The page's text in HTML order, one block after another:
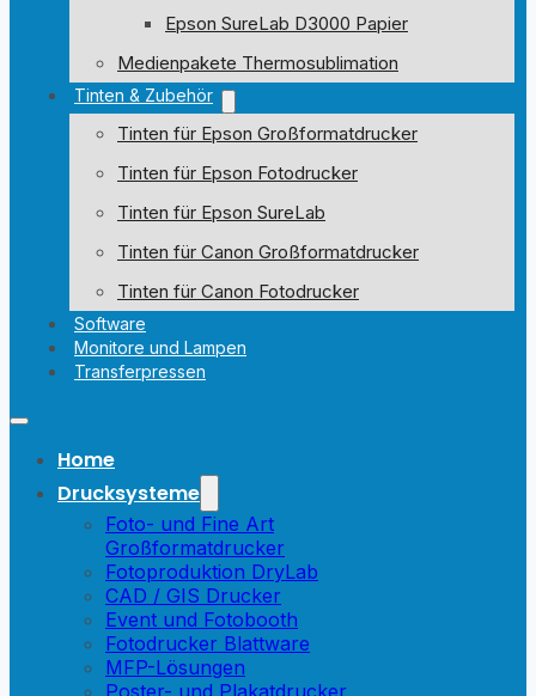
Epson SureLab D3000 Papier
Medienpakete Thermosublimation
Tinten & Zubehör
Tinten für Epson Großformatdrucker
Tinten für Epson Fotodrucker
Tinten für Epson SureLab
Tinten für Canon Großformatdrucker
Tinten für Canon Fotodrucker
Software
Monitore und Lampen
Transferpressen
Home
Drucksysteme
Foto- und Fine Art
Großformatdrucker
Fotoproduktion DryLab
CAD / GIS Drucker
Event und Fotobooth
Fotodrucker Blattware
MFP-Lösungen
Poster- und Plakatdrucker